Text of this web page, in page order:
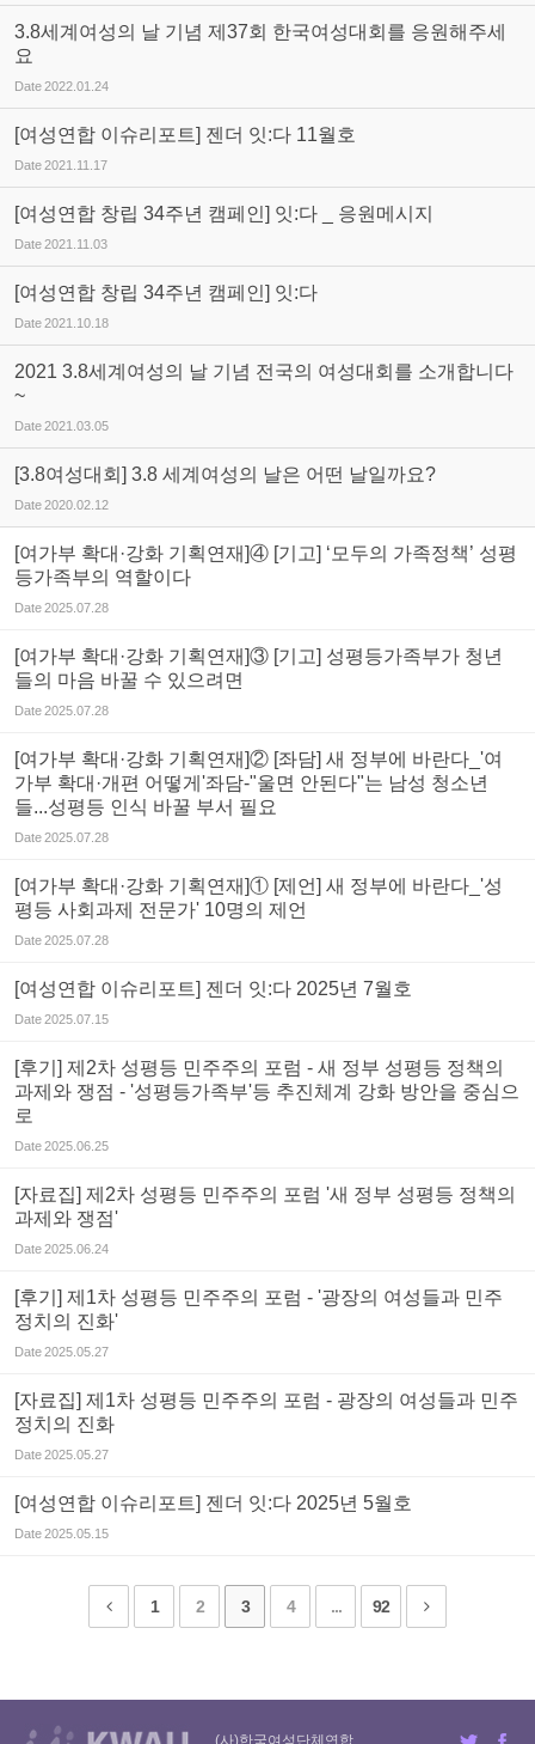
3.8세계여성의 날 기념 제37회 한국여성대회를 응원해주세
요
Date2022.01.24
[여성연합 이슈리포트] 젠더 잇:다 11월호
Date2021.11.17
[여성연합 창립 34주년 캠페인] 잇:다 _ 응원메시지
Date2021.11.03
[여성연합 창립 34주년 캠페인] 잇:다
Date2021.10.18
2021 3.8세계여성의 날 기념 전국의 여성대회를 소개합니다
~
Date2021.03.05
[3.8여성대회] 3.8 세계여성의 날은 어떤 날일까요?
Date2020.02.12
[여가부 확대·강화 기획연재]④ [기고] ‘모두의 가족정책’ 성평
등가족부의 역할이다
Date2025.07.28
[여가부 확대·강화 기획연재]③ [기고] 성평등가족부가 청년
들의 마음 바꿀 수 있으려면
Date2025.07.28
[여가부 확대·강화 기획연재]② [좌담] 새 정부에 바란다_'여
가부 확대·개편 어떻게'좌담-"울면 안된다"는 남성 청소년
들...성평등 인식 바꿀 부서 필요
Date2025.07.28
[여가부 확대·강화 기획연재]① [제언] 새 정부에 바란다_'성
평등 사회과제 전문가' 10명의 제언
Date2025.07.28
[여성연합 이슈리포트] 젠더 잇:다 2025년 7월호
Date2025.07.15
[후기] 제2차 성평등 민주주의 포럼 - 새 정부 성평등 정책의
과제와 쟁점 - '성평등가족부'등 추진체계 강화 방안을 중심으
로
Date2025.06.25
[자료집] 제2차 성평등 민주주의 포럼 '새 정부 성평등 정책의
과제와 쟁점'
Date2025.06.24
[후기] 제1차 성평등 민주주의 포럼 - '광장의 여성들과 민주
정치의 진화'
Date2025.05.27
[자료집] 제1차 성평등 민주주의 포럼 - 광장의 여성들과 민주
정치의 진화
Date2025.05.27
[여성연합 이슈리포트] 젠더 잇:다 2025년 5월호
Date2025.05.15
1 2 3 4 ... 92
(사)한국여성단체연합